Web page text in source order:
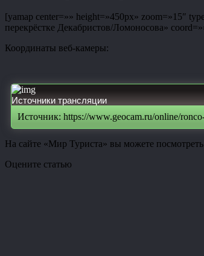
[yamap center=»» height=»450px» zoom=»15″
перекрёстке Декабристов/Ломоносова»
Координаты веб-камеры:
Источники трансляции
Источник: https://www.geocam.ru/online/
На сайте «Мир Туриста» вы можете
Оцените статью